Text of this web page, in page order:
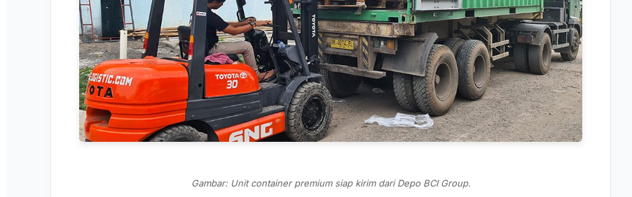
Gambar: Unit container premium siap kirim dari Depo BCI Group.